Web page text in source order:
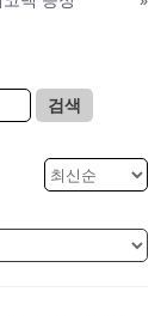
검색